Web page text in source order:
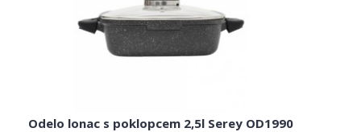
Odelo lonac s poklopcem 2,5l Serey OD1990